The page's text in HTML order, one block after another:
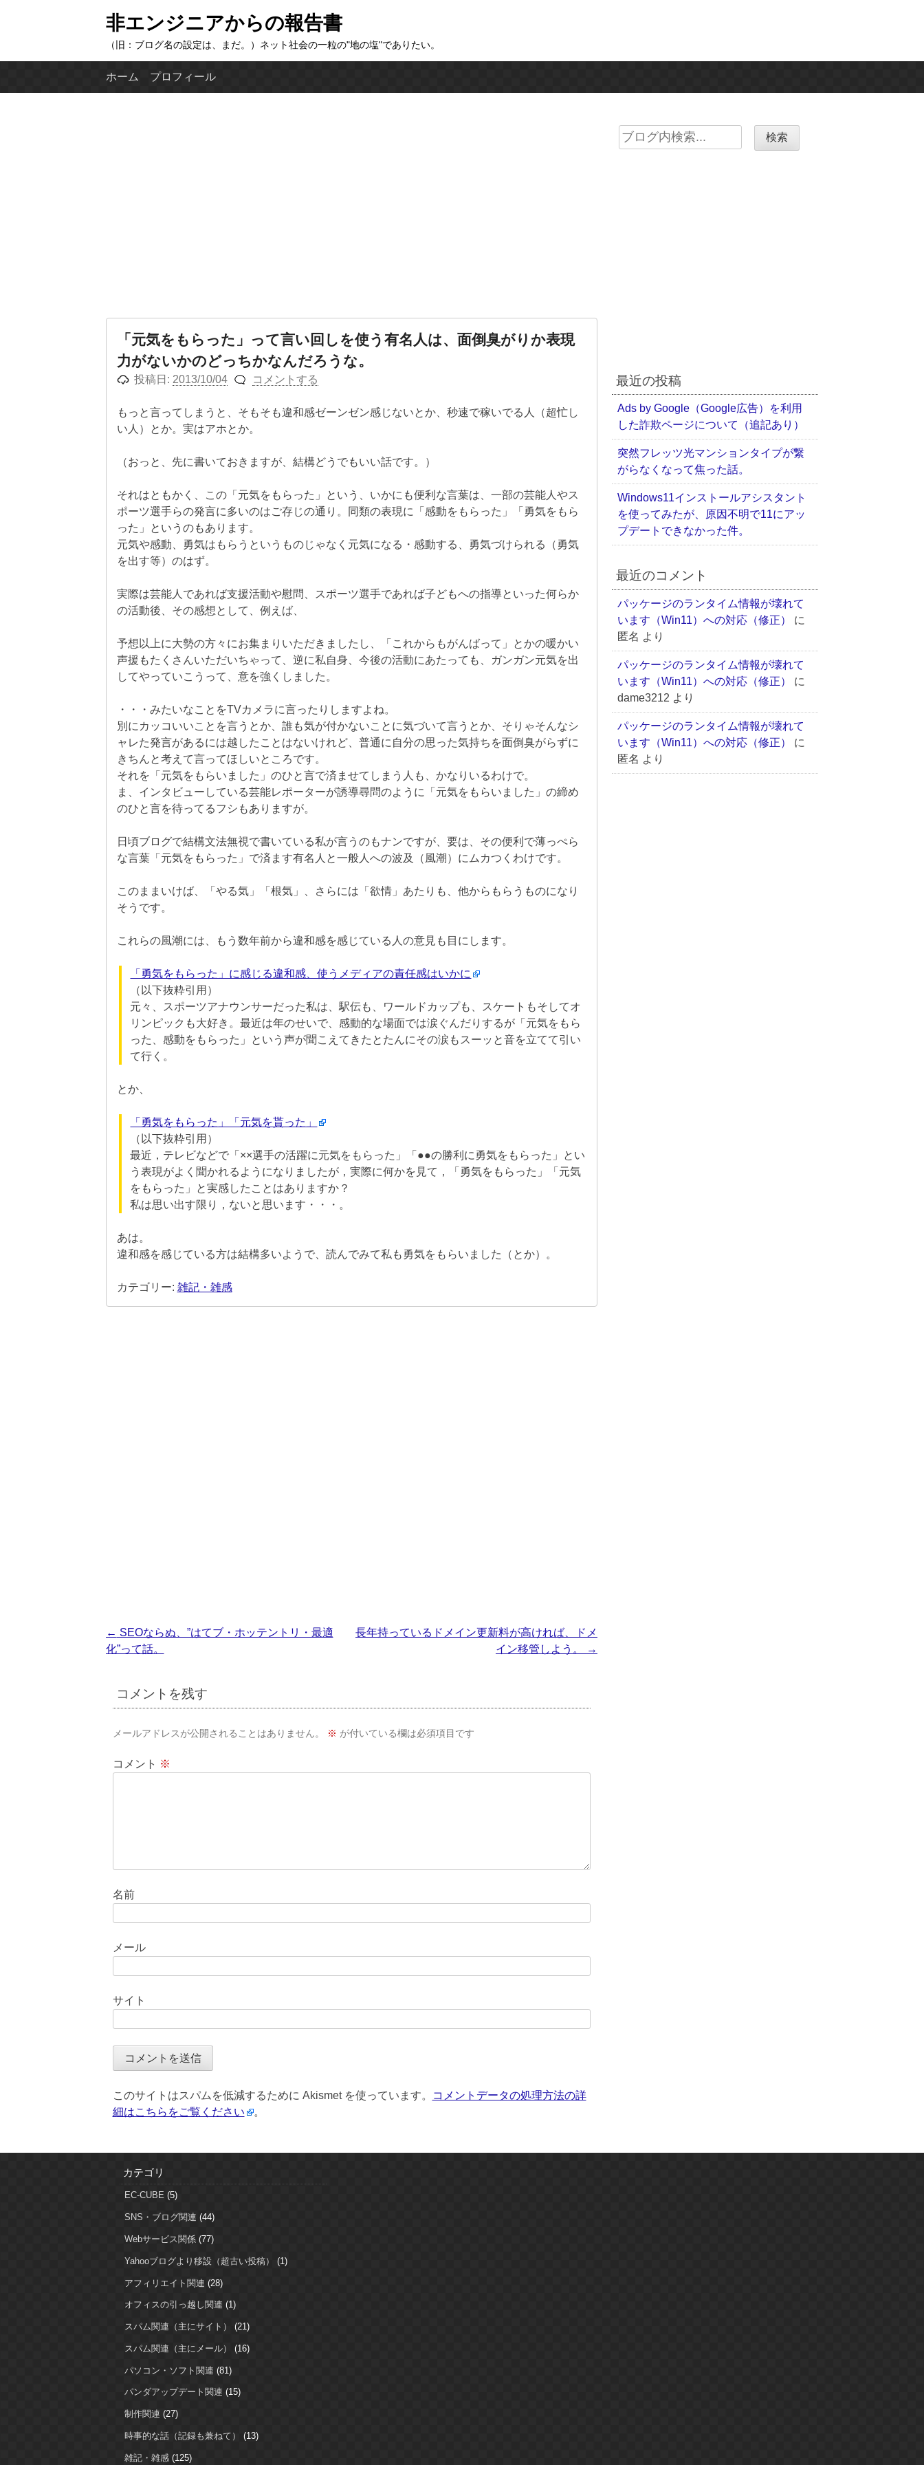
コ
ン
テ
ツ
非エンジニアからの報告書
（旧：ブログ名の設定は、まだ。）ネット社会の一粒の"地の塩"でありたい。
ホーム プロフィール
「元気をもらった」って言い回しを使う有名人は、面倒臭がりか表現
力がないかのどっちかなんだろうな。
投稿日: 2013/10/04 コメントする
もっと言ってしまうと、そもそも違和感ゼーンゼン感じないとか、秒速で稼いでる人（超忙し
い人）とか。実はアホとか。
（おっと、先に書いておきますが、結構どうでもいい話です。）
それはともかく、この「元気をもらった」という、いかにも便利な言葉は、一部の芸能人やス
ポーツ選手らの発言に多いのはご存じの通り。同類の表現に「感動をもらった」「勇気をもら
った」というのもあります。
元気や感動、勇気はもらうというものじゃなく元気になる・感動する、勇気づけられる（勇気
を出す等）のはず。
実際は芸能人であれば支援活動や慰問、スポーツ選手であれば子どもへの指導といった何らか
の活動後、その感想として、例えば、
予想以上に大勢の方々にお集まりいただきましたし、「これからもがんばって」とかの暖かい
声援もたくさんいただいちゃって、逆に私自身、今後の活動にあたっても、ガンガン元気を出
してやっていこうって、意を強くしました。
・・・みたいなことをTVカメラに言ったりしますよね。
別にカッコいいことを言うとか、誰も気が付かないことに気づいて言うとか、そりゃそんなシ
ャレた発言があるには越したことはないけれど、普通に自分の思った気持ちを面倒臭がらずに
きちんと考えて言ってほしいところです。
それを「元気をもらいました」のひと言で済ませてしまう人も、かなりいるわけで。
ま、インタビューしている芸能レポーターが誘導尋問のように「元気をもらいました」の締め
のひと言を待ってるフシもありますが。
日頃ブログで結構文法無視で書いている私が言うのもナンですが、要は、その便利で薄っぺら
な言葉「元気をもらった」で済ます有名人と一般人への波及（風潮）にムカつくわけです。
このままいけば、「やる気」「根気」、さらには「欲情」あたりも、他からもらうものになり
そうです。
これらの風潮には、もう数年前から違和感を感じている人の意見も目にします。
「勇気をもらった」に感じる違和感、使うメディアの責任感はいかに
（以下抜粋引用）
元々、スポーツアナウンサーだった私は、駅伝も、ワールドカップも、スケートもそしてオ
リンピックも大好き。最近は年のせいで、感動的な場面では涙ぐんだりするが「元気をもら
った、感動をもらった」という声が聞こえてきたとたんにその涙もスーッと音を立てて引い
て行く。
とか、
「勇気をもらった」「元気を貰った」
（以下抜粋引用）
最近，テレビなどで「××選手の活躍に元気をもらった」「●●の勝利に勇気をもらった」とい
う表現がよく聞かれるようになりましたが，実際に何かを見て，「勇気をもらった」「元気
をもらった」と実感したことはありますか？
私は思い出す限り，ないと思います・・・。
あは。
違和感を感じている方は結構多いようで、読んでみて私も勇気をもらいました（とか）。
カテゴリー: 雑記・雑感
投
稿
ビ
ー
シ
← SEOならぬ、”はてブ・ホッテントリ・最適
化”って話。
長年持っているドメイン更新料が高ければ、ドメ
イン移管しよう。
→
コメントを残す
メールアドレスが公開されることはありません。 ※ が付いている欄は必須項目です
コメント ※
名前
メール
サイト
このサイトはスパムを低減するために Akismet を使っています。
コメントデータの処理方法の詳
細はこちらをご覧ください
。
Search
最近の投稿
Ads by Google（Google広告）を利用
した詐欺ページについて（追記あり）
突然フレッツ光マンションタイプが繋
がらなくなって焦った話。
Windows11インストールアシスタント
を使ってみたが、原因不明で11にアッ
プデートできなかった件。
最近のコメント
パッケージのランタイム情報が壊れて
います（Win11）への対応（修正）
に
匿名 より
パッケージのランタイム情報が壊れて
います（Win11）への対応（修正）
に
dame3212 より
パッケージのランタイム情報が壊れて
います（Win11）への対応（修正）
に
匿名 より
カテゴリ
EC-CUBE(5)
SNS・ブログ関連 (44)
Webサービス関係(77)
Yahooブログより移設（超古い投稿） (1)
アフィリエイト関連 (28)
オフィスの引っ越し関連 (1)
スパム関連（主にサイト） (21)
スパム関連（主にメール） (16)
パソコン・ソフト関連 (81)
パンダアップデート関連 (15)
制作関連 (27)
時事的な話（記録も兼ねて） (13)
雑記・雑感(125)